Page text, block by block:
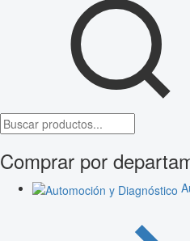
Comprar por